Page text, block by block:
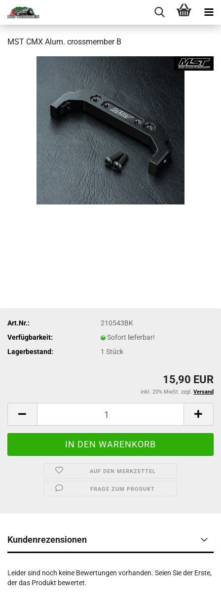
MST CMX Alum. crossmember B
Art.Nr.:
210543BK
Verfügbarkeit:
Sofort lieferbar!
Lagerbestand:
1Stück
15,90 EUR
inkl. 20% MwSt. zzgl. Versand
AUF DEN MERKZETTEL
FRAGE ZUM PRODUKT
Kundenrezensionen
Leider sind noch keine Bewertungen vorhanden. Seien Sie der Erste,
der das Produkt bewertet.